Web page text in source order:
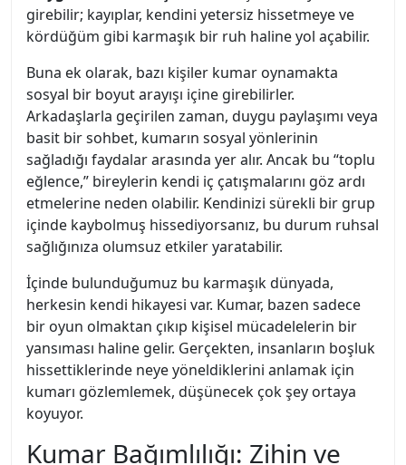
girebilir; kayıplar, kendini yetersiz hissetmeye ve
kördüğüm gibi karmaşık bir ruh haline yol açabilir.
Buna ek olarak, bazı kişiler kumar oynamakta
sosyal bir boyut arayışı içine girebilirler.
Arkadaşlarla geçirilen zaman, duygu paylaşımı veya
basit bir sohbet, kumarın sosyal yönlerinin
sağladığı faydalar arasında yer alır. Ancak bu “toplu
eğlence,” bireylerin kendi iç çatışmalarını göz ardı
etmelerine neden olabilir. Kendinizi sürekli bir grup
içinde kaybolmuş hissediyorsanız, bu durum ruhsal
sağlığınıza olumsuz etkiler yaratabilir.
İçinde bulunduğumuz bu karmaşık dünyada,
herkesin kendi hikayesi var. Kumar, bazen sadece
bir oyun olmaktan çıkıp kişisel mücadelelerin bir
yansıması haline gelir. Gerçekten, insanların boşluk
hissettiklerinde neye yöneldiklerini anlamak için
kumarı gözlemlemek, düşünecek çok şey ortaya
koyuyor.
Kumar Bağımlılığı: Zihin ve